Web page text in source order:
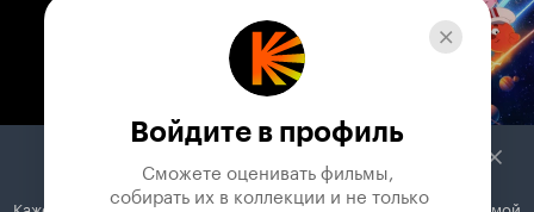
Музыка
Телепрограмма
Служба поддержки
Войдите в профиль
Сможете оценивать фильмы,
собирать их в коллекции и не только
Кажется, вы используете блокировщик рекламы. Вместе с рекламой